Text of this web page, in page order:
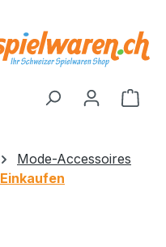
Mode-Accessoires
Einkaufen